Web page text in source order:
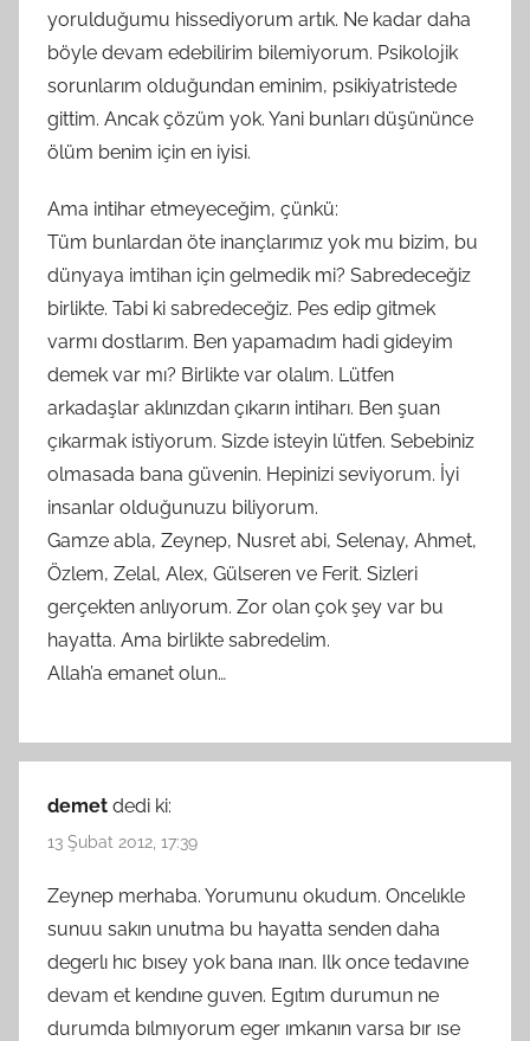
yorulduğumu hissediyorum artık. Ne kadar daha
böyle devam edebilirim bilemiyorum. Psikolojik
sorunlarım olduğundan eminim, psikiyatristede
gittim. Ancak çözüm yok. Yani bunları düşününce
ölüm benim için en iyisi.
Ama intihar etmeyeceğim, çünkü:
Tüm bunlardan öte inançlarımız yok mu bizim, bu
dünyaya imtihan için gelmedik mi? Sabredeceğiz
birlikte. Tabi ki sabredeceğiz. Pes edip gitmek
varmı dostlarım. Ben yapamadım hadi gideyim
demek var mı? Birlikte var olalım. Lütfen
arkadaşlar aklınızdan çıkarın intiharı. Ben şuan
çıkarmak istiyorum. Sizde isteyin lütfen. Sebebiniz
olmasada bana güvenin. Hepinizi seviyorum. İyi
insanlar olduğunuzu biliyorum.
Gamze abla, Zeynep, Nusret abi, Selenay, Ahmet,
Özlem, Zelal, Alex, Gülseren ve Ferit. Sizleri
gerçekten anlıyorum. Zor olan çok şey var bu
hayatta. Ama birlikte sabredelim.
Allah’a emanet olun…
demet dedi ki:
13 Şubat 2012, 17:39
Zeynep merhaba. Yorumunu okudum. Oncelıkle
sunuu sakın unutma bu hayatta senden daha
degerlı hıc bısey yok bana ınan. Ilk once tedavıne
devam et kendıne guven. Egıtım durumun ne
durumda bılmıyorum eger ımkanın varsa bır ıse